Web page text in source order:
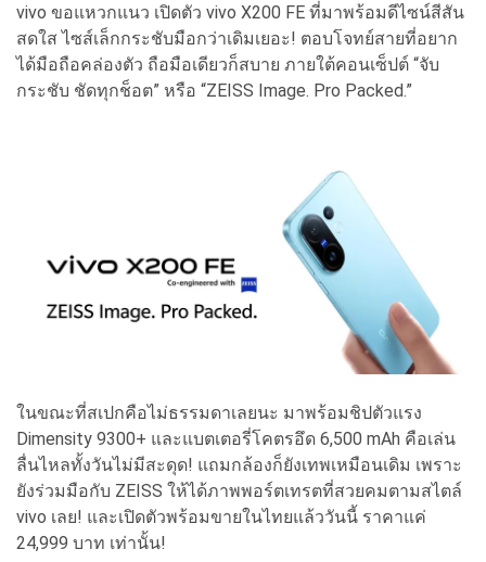
vivo ขอแหวกแนว เปิดตัว vivo X200 FE ที่มาพร้อมดีไซน์สีสัน
สดใส ไซส์เล็กกระชับมือกว่าเดิมเยอะ! ตอบโจทย์สายที่อยาก
ได้มือถือคล่องตัว ถือมือเดียวก็สบาย ภายใต้คอนเซ็ปต์ “จับ
กระชับ ชัดทุกช็อต” หรือ “ZEISS Image. Pro Packed.”
ในขณะที่สเปกคือไม่ธรรมดาเลยนะ มาพร้อมชิปตัวแรง
Dimensity 9300+ และแบตเตอรี่โคตรอึด 6,500 mAh คือเล่น
ลื่นไหลทั้งวันไม่มีสะดุด! แถมกล้องก็ยังเทพเหมือนเดิม เพราะ
ยังร่วมมือกับ ZEISS ให้ได้ภาพพอร์ตเทรตที่สวยคมตามสไตล์
vivo เลย! และเปิดตัวพร้อมขายในไทยแล้ววันนี้ ราคาแค่
24,999 บาท เท่านั้น!